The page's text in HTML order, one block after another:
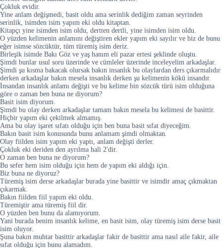
Çokluk evidir.
Yine anlam değişmedi, basit oldu ama serinlik dediğim zaman seyrinden
serinlik, isimden isim yapım eki oldu kitaptan.
Kitapçı yine isimden isim oldu, dertten dertli, yine isimden isim oldu.
O yüzden kelimenin anlamını değiştiren ekler yapım eki sayılır ve biz de bunu
eğer isimse sözcüktür, tüm türemiş isim deriz.
Birleşik isimde Bakı Göz ve yaş hanım eli pazar ertesi şeklinde oluştu.
Şimdi bunlar usul soru üzerinde ve cümleler üzerinde inceleyelim arkadaşlar.
Şimdi şu kısma bakacak olursak bakın insanlık bu olaylardan ders çıkarmalıdır
derken arkadaşlar bakın mesela insanlık derken şu kelimenin kökü insandır.
İnsandan insanlık anlamı değişti ve bu kelime bin sözcük türü isim olduğuna
göre o zaman ben buna ne diyorum?
Basit isim diyorum.
Şimdi bu olay derken arkadaşlar tamam bakın mesela bu kelimesi de basittir.
Hiçbir yapım eki çekilmek almamış.
Ama bu olay işaret sıfatı olduğu için ben buna basit sıfat diyeceğim.
Bakın basit isim konusunda bunu anlamam şimdi olmaktan.
Olay fiilden isim yapım eki yaptı, anlam değişti derler.
Çokluk eki deriden den ayrılma hali 2'dir.
O zaman ben buna ne diyorum?
Bu sefer hem isim olduğu için hem de yapım eki aldığı için.
Biz buna ne diyoruz?
Türemiş isim derse arkadaşlar burada yine basittir ve isimdir amaç çıkmaktan
çıkarmak.
Bakın fiilden fiil yapım eki oldu.
Türemiştir ama türemiş fiil dir.
O yüzden ben bunu da alamıyorum.
Yani burada benim insanlık kelime, en basit isim, olay türemiş isim derse basit
isim oluyor.
Şuna bakın muhtar basittir arkadaşlar fakir de basittir ama nasıl aile fakir, aile
sıfat olduğu için bunu alamadım.